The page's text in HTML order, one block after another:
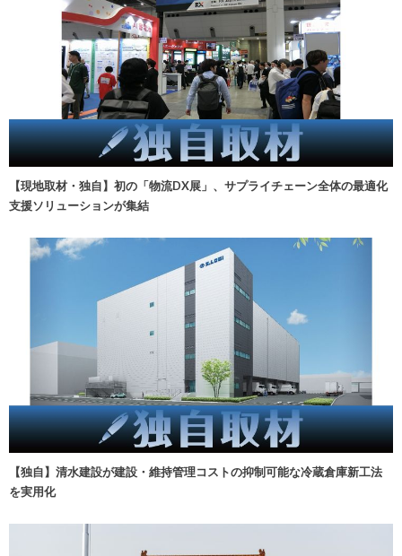
【現地取材・独自】初の「物流DX展」、サプライチェーン全体の最適化
支援ソリューションが集結
【独自】清水建設が建設・維持管理コストの抑制可能な冷蔵倉庫新工法
を実用化